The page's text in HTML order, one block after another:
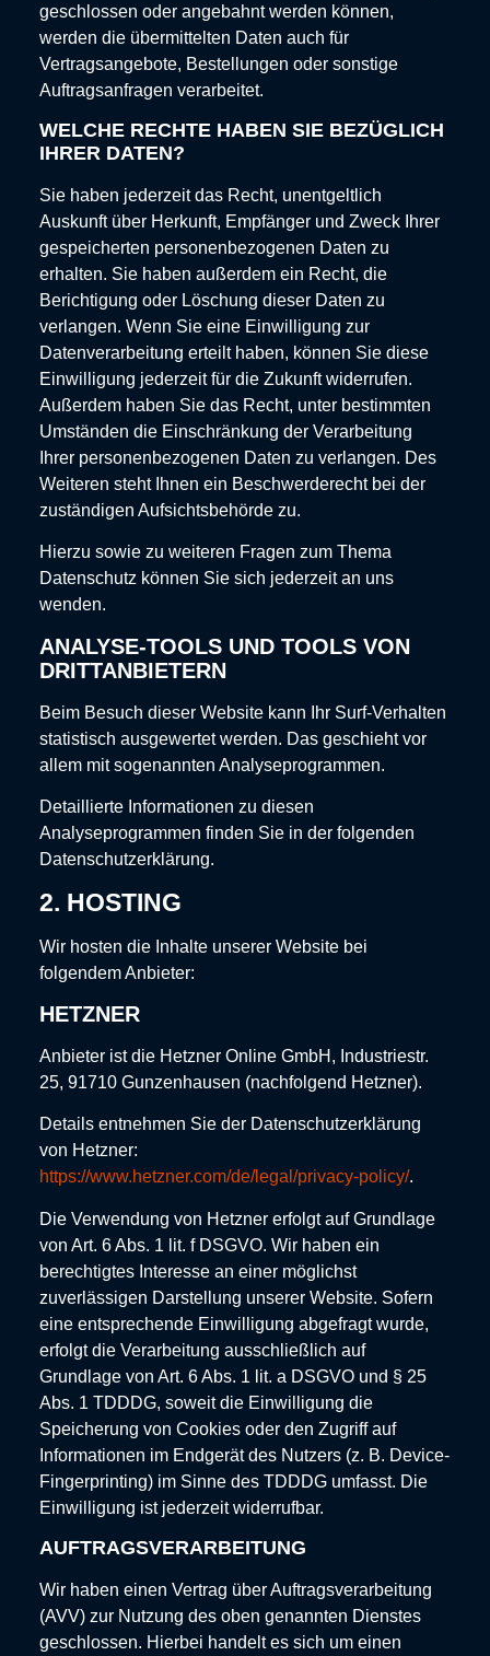
geschlossen oder angebahnt werden können,
werden die übermittelten Daten auch für
Vertragsangebote, Bestellungen oder sonstige
Auftragsanfragen verarbeitet.
WELCHE RECHTE HABEN SIE BEZÜGLICH
IHRER DATEN?
Sie haben jederzeit das Recht, unentgeltlich
Auskunft über Herkunft, Empfänger und Zweck Ihrer
gespeicherten personenbezogenen Daten zu
erhalten. Sie haben außerdem ein Recht, die
Berichtigung oder Löschung dieser Daten zu
verlangen. Wenn Sie eine Einwilligung zur
Datenverarbeitung erteilt haben, können Sie diese
Einwilligung jederzeit für die Zukunft widerrufen.
Außerdem haben Sie das Recht, unter bestimmten
Umständen die Einschränkung der Verarbeitung
Ihrer personenbezogenen Daten zu verlangen. Des
Weiteren steht Ihnen ein Beschwerderecht bei der
zuständigen Aufsichtsbehörde zu.
Hierzu sowie zu weiteren Fragen zum Thema
Datenschutz können Sie sich jederzeit an uns
wenden.
ANALYSE-TOOLS UND TOOLS VON
DRITT­ANBIETERN
Beim Besuch dieser Website kann Ihr Surf-Verhalten
statistisch ausgewertet werden. Das geschieht vor
allem mit sogenannten Analyseprogrammen.
Detaillierte Informationen zu diesen
Analyseprogrammen finden Sie in der folgenden
Datenschutzerklärung.
2. HOSTING
Wir hosten die Inhalte unserer Website bei
folgendem Anbieter:
HETZNER
Anbieter ist die Hetzner Online GmbH, Industriestr.
25, 91710 Gunzenhausen (nachfolgend Hetzner).
Details entnehmen Sie der Datenschutzerklärung
von Hetzner:
https://www.hetzner.com/de/legal/privacy-policy/.
Die Verwendung von Hetzner erfolgt auf Grundlage
von Art. 6 Abs. 1 lit. f DSGVO. Wir haben ein
berechtigtes Interesse an einer möglichst
zuverlässigen Darstellung unserer Website. Sofern
eine entsprechende Einwilligung abgefragt wurde,
erfolgt die Verarbeitung ausschließlich auf
Grundlage von Art. 6 Abs. 1 lit. a DSGVO und § 25
Abs. 1 TDDDG, soweit die Einwilligung die
Speicherung von Cookies oder den Zugriff auf
Informationen im Endgerät des Nutzers (z. B. Device-
Fingerprinting) im Sinne des TDDDG umfasst. Die
Einwilligung ist jederzeit widerrufbar.
AUFTRAGSVERARBEITUNG
Wir haben einen Vertrag über Auftragsverarbeitung
(AVV) zur Nutzung des oben genannten Dienstes
geschlossen. Hierbei handelt es sich um einen